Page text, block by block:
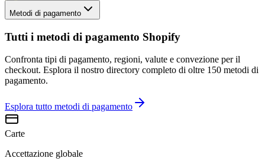
Metodi di pagamento
Tutti i metodi di pagamento Shopify
Confronta tipi di pagamento, regioni, valute e convezione per il
checkout. Esplora il nostro directory completo di oltre 150 metodi di
pagamento.
Esplora tutto metodi di pagamento
Carte
Accettazione globale